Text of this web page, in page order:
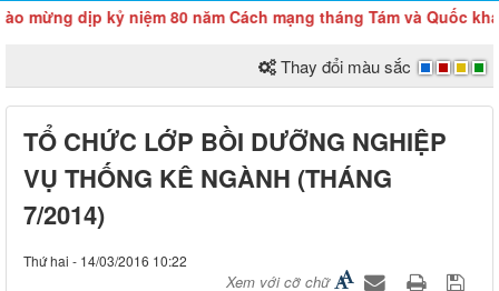
dịp kỷ niệm 80 năm Cách mạng tháng Tám và Quốc khánh 2/
Thay đổi màu sắc
TỔ CHỨC LỚP BỒI DƯỠNG NGHIỆP
VỤ THỐNG KÊ NGÀNH (THÁNG
7/2014)
Thứ hai - 14/03/2016 10:22
Xem với cỡ chữ